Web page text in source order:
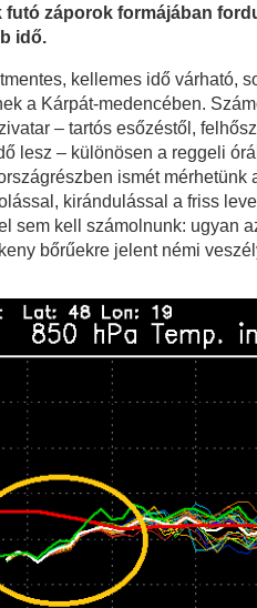
záporok formájában
idő.
kellemes idő várható,
a Kárpát-medencében.
– tartós esőzéstől,
lesz – különösen a reggeli
ismét
kirándulással a friss
sem kell számolnunk: ugyan
bőrűekre jelent némi